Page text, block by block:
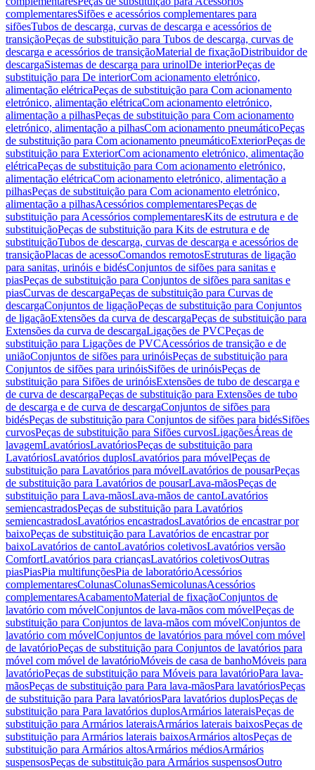
complementaresSifões e acessórios complementares para
sifõesTubos de descarga, curvas de descarga e acessórios de
transiçãoPeças de substituição para Tubos de descarga, curvas de
descarga e acessórios de transiçãoMaterial de fixaçãoDistribuidor de
descargaSistemas de descarga para urinolDe interiorPeças de
substituição para De interiorCom acionamento eletrónico,
alimentação elétricaPeças de substituição para Com acionamento
eletrónico, alimentação elétricaCom acionamento eletrónico,
alimentação a pilhasPeças de substituição para Com acionamento
eletrónico, alimentação a pilhasCom acionamento pneumáticoPeças
de substituição para Com acionamento pneumáticoExteriorPeças de
substituição para ExteriorCom acionamento eletrónico, alimentação
elétricaPeças de substituição para Com acionamento eletrónico,
alimentação elétricaCom acionamento eletrónico, alimentação a
pilhasPeças de substituição para Com acionamento eletrónico,
alimentação a pilhasAcessórios complementaresPeças de
substituição para Acessórios complementaresKits de estrutura e de
substituiçãoPeças de substituição para Kits de estrutura e de
substituiçãoTubos de descarga, curvas de descarga e acessórios de
transiçãoPlacas de acessoComandos remotosEstruturas de ligação
para sanitas, urinóis e bidésConjuntos de sifões para sanitas e
piasPeças de substituição para Conjuntos de sifões para sanitas e
piasCurvas de descargaPeças de substituição para Curvas de
descargaConjuntos de ligaçãoPeças de substituição para Conjuntos
de ligaçãoExtensões da curva de descargaPeças de substituição para
Extensões da curva de descargaLigações de PVCPeças de
substituição para Ligações de PVCAcessórios de transição e de
uniãoConjuntos de sifões para urinóisPeças de substituição para
Conjuntos de sifões para urinóisSifões de urinóisPeças de
substituição para Sifões de urinóisExtensões de tubo de descarga e
de curva de descargaPeças de substituição para Extensões de tubo
de descarga e de curva de descargaConjuntos de sifões para
bidésPeças de substituição para Conjuntos de sifões para bidésSifões
curvosPeças de substituição para Sifões curvosLigaçõesÁreas de
lavagemLavatóriosLavatóriosPeças de substituição para
LavatóriosLavatórios duplosLavatórios para móvelPeças de
substituição para Lavatórios para móvelLavatórios de pousarPeças
de substituição para Lavatórios de pousarLava-mãosPeças de
substituição para Lava-mãosLava-mãos de cantoLavatórios
semiencastradosPeças de substituição para Lavatórios
semiencastradosLavatórios encastradosLavatórios de encastrar por
baixoPeças de substituição para Lavatórios de encastrar por
baixoLavatórios de cantoLavatórios coletivosLavatórios versão
ComfortLavatórios para criançasLavatórios coletivosOutras
piasPiasPia multifunçõesPia de laboratórioAcessórios
complementaresColunasColunasSemicolunasAcessórios
complementaresAcabamentoMaterial de fixaçãoConjuntos de
lavatório com móvelConjuntos de lava-mãos com móvelPeças de
substituição para Conjuntos de lava-mãos com móvelConjuntos de
lavatório com móvelConjuntos de lavatórios para móvel com móvel
de lavatórioPeças de substituição para Conjuntos de lavatórios para
móvel com móvel de lavatórioMóveis de casa de banhoMóveis para
lavatórioPeças de substituição para Móveis para lavatórioPara lava-
mãosPeças de substituição para Para lava-mãosPara lavatóriosPeças
de substituição para Para lavatóriosPara lavatórios duplosPeças de
substituição para Para lavatórios duplosArmários lateraisPeças de
substituição para Armários lateraisArmários laterais baixosPeças de
substituição para Armários laterais baixosArmários altosPeças de
substituição para Armários altosArmários médiosArmários
suspensosPeças de substituição para Armários suspensosOutro